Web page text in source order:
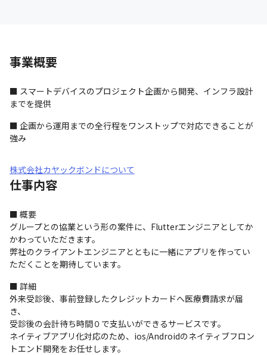
事業概要
■ スマートデバイスのプロジェクト企画から開発、インフラ設計
までを提供
■ 企画から運用までの全行程をワンストップで対応できることが
強み
株式会社カヤックボンドについて
仕事内容
■ 概要
グループとの協業という形の案件に、Flutterエンジニアとしてか
かわっていただきます。
弊社のクライアントエンジニアとともに一緒にアプリを作ってい
ただくことを期待しています。
■ 詳細
外来受診後、事前登録したクレジットカードへ医療費請求が届
き、
受診後の会計待ち時間０で支払いができるサービスです。
ネイティブアプリ化対応のため、ios/Androidのネイティブフロン
トエンド開発をお任せします。